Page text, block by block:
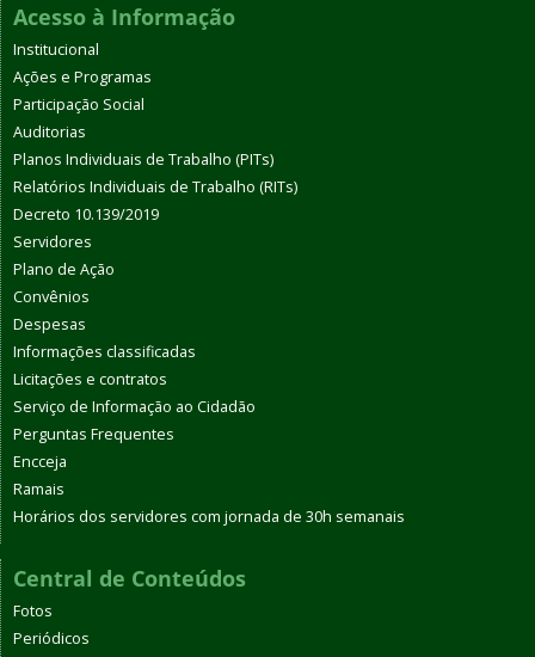
Acesso à Informação
Institucional
Ações e Programas
Participação Social
Auditorias
Planos Individuais de Trabalho (PITs)
Relatórios Individuais de Trabalho (RITs)
Decreto 10.139/2019
Servidores
Plano de Ação
Convênios
Despesas
Informações classificadas
Licitações e contratos
Serviço de Informação ao Cidadão
Perguntas Frequentes
Encceja
Ramais
Horários dos servidores com jornada de 30h semanais
Central de Conteúdos
Fotos
Periódicos